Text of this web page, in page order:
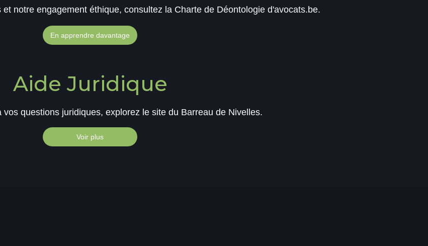
notre engagement éthique, consultez la Charte de Déontologie d'avocats.be.
En apprendre davantage
Aide Juridique
vos questions juridiques, explorez le site du Barreau de Nivelles.
Voir plus